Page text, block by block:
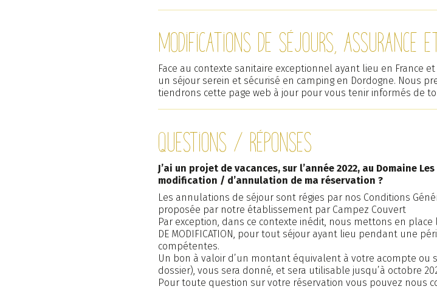
Modifications de séjours, assurance
Face au contexte sanitaire exceptionnel ayant lieu en France
un séjour serein et sécurisé en camping en Dordogne. Nous
tiendrons cette page web à jour pour vous tenir informés de
Questions / réponses
J’ai un projet de vacances, sur l’année 2022, au Domaine
modification / d’annulation de ma réservation ?
Les annulations de séjour sont régies par nos Conditions
proposée par notre établissement par Campez Couvert
Par exception, dans ce contexte inédit, nous mettons en place
DE MODIFICATION, pour tout séjour ayant lieu pendant une
compétentes.
Un bon à valoir d’un montant équivalent à votre acompte ou
dossier), vous sera donné, et sera utilisable jusqu’à octobre
Pour toute question sur votre réservation vous pouvez nous